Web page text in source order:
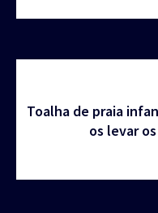
Toalha de praia
os levar